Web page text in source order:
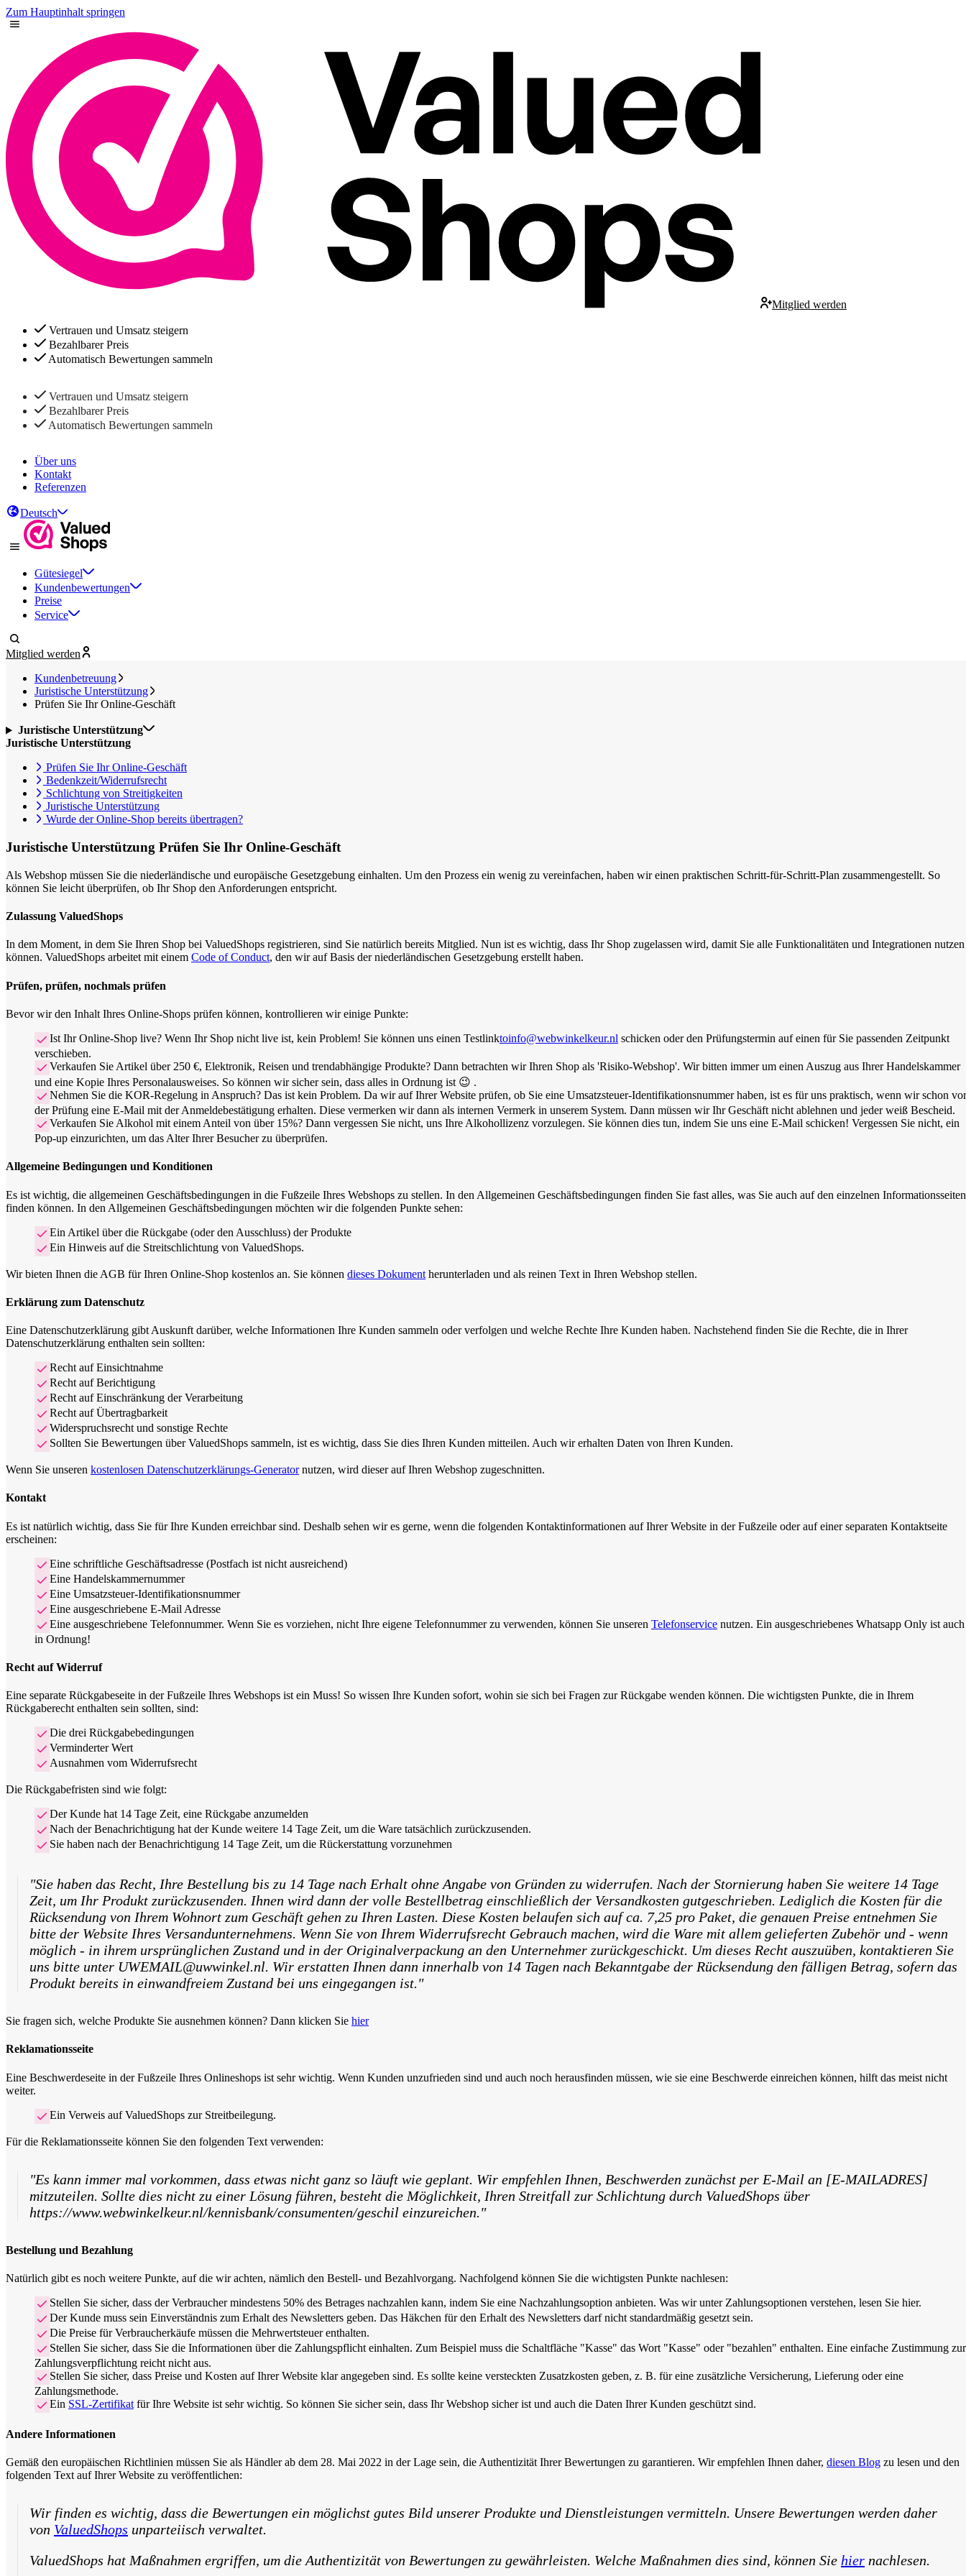
Zum Hauptinhalt springen
Mitglied werden
Vertrauen und Umsatz steigern
Bezahlbarer Preis
Automatisch Bewertungen sammeln
Vertrauen und Umsatz steigern
Bezahlbarer Preis
Automatisch Bewertungen sammeln
Über uns
Kontakt
Referenzen
Deutsch
Gütesiegel
Kundenbewertungen
Preise
Service
Mitglied werden
Kundenbetreuung
Juristische Unterstützung
Prüfen Sie Ihr Online-Geschäft
Juristische Unterstützung
Juristische Unterstützung
Prüfen Sie Ihr Online-Geschäft
Bedenkzeit/Widerrufsrecht
Schlichtung von Streitigkeiten
Juristische Unterstützung
Wurde der Online-Shop bereits übertragen?
Juristische Unterstützung Prüfen Sie Ihr Online-Geschäft
Als Webshop müssen Sie die niederländische und europäische Gesetzgebung einhalten. Um den Prozess ein wenig zu vereinfachen, haben wir einen praktischen Schritt-für-Schritt-Plan zusammengestellt. So
können Sie leicht überprüfen, ob Ihr Shop den Anforderungen entspricht.
Zulassung ValuedShops
In dem Moment, in dem Sie Ihren Shop bei ValuedShops registrieren, sind Sie natürlich bereits Mitglied. Nun ist es wichtig, dass Ihr Shop zugelassen wird, damit Sie alle Funktionalitäten und Integrationen nutzen
können. ValuedShops arbeitet mit einem Code of Conduct, den wir auf Basis der niederländischen Gesetzgebung erstellt haben.
Prüfen, prüfen, nochmals prüfen
Bevor wir den Inhalt Ihres Online-Shops prüfen können, kontrollieren wir einige Punkte:
Ist Ihr Online-Shop live? Wenn Ihr Shop nicht live ist, kein Problem! Sie können uns einen Testlinktoinfo@webwinkelkeur.nl schicken oder den Prüfungstermin auf einen für Sie passenden Zeitpunkt
verschieben.
Verkaufen Sie Artikel über 250 €, Elektronik, Reisen und trendabhängige Produkte? Dann betrachten wir Ihren Shop als 'Risiko-Webshop'. Wir bitten immer um einen Auszug aus Ihrer Handelskammer
und eine Kopie Ihres Personalausweises. So können wir sicher sein, dass alles in Ordnung ist 😉 .
Nehmen Sie die KOR-Regelung in Anspruch? Das ist kein Problem. Da wir auf Ihrer Website prüfen, ob Sie eine Umsatzsteuer-Identifikationsnummer haben, ist es für uns praktisch, wenn wir schon vor
der Prüfung eine E-Mail mit der Anmeldebestätigung erhalten. Diese vermerken wir dann als internen Vermerk in unserem System. Dann müssen wir Ihr Geschäft nicht ablehnen und jeder weiß Bescheid.
Verkaufen Sie Alkohol mit einem Anteil von über 15%? Dann vergessen Sie nicht, uns Ihre Alkohollizenz vorzulegen. Sie können dies tun, indem Sie uns eine E-Mail schicken! Vergessen Sie nicht, ein
Pop-up einzurichten, um das Alter Ihrer Besucher zu überprüfen.
Allgemeine Bedingungen und Konditionen
Es ist wichtig, die allgemeinen Geschäftsbedingungen in die Fußzeile Ihres Webshops zu stellen. In den Allgemeinen Geschäftsbedingungen finden Sie fast alles, was Sie auch auf den einzelnen Informationsseiten
finden können. In den Allgemeinen Geschäftsbedingungen möchten wir die folgenden Punkte sehen:
Ein Artikel über die Rückgabe (oder den Ausschluss) der Produkte
Ein Hinweis auf die Streitschlichtung von ValuedShops.
Wir bieten Ihnen die AGB für Ihren Online-Shop kostenlos an. Sie können dieses Dokument herunterladen und als reinen Text in Ihren Webshop stellen.
Erklärung zum Datenschutz
Eine Datenschutzerklärung gibt Auskunft darüber, welche Informationen Ihre Kunden sammeln oder verfolgen und welche Rechte Ihre Kunden haben. Nachstehend finden Sie die Rechte, die in Ihrer
Datenschutzerklärung enthalten sein sollten:
Recht auf Einsichtnahme
Recht auf Berichtigung
Recht auf Einschränkung der Verarbeitung
Recht auf Übertragbarkeit
Widerspruchsrecht und sonstige Rechte
Sollten Sie Bewertungen über ValuedShops sammeln, ist es wichtig, dass Sie dies Ihren Kunden mitteilen. Auch wir erhalten Daten von Ihren Kunden.
Wenn Sie unseren kostenlosen Datenschutzerklärungs-Generatornutzen, wird dieser auf Ihren Webshop zugeschnitten.
Kontakt
Es ist natürlich wichtig, dass Sie für Ihre Kunden erreichbar sind. Deshalb sehen wir es gerne, wenn die folgenden Kontaktinformationen auf Ihrer Website in der Fußzeile oder auf einer separaten Kontaktseite
erscheinen:
Eine schriftliche Geschäftsadresse (Postfach ist nicht ausreichend)
Eine Handelskammernummer
Eine Umsatzsteuer-Identifikationsnummer
Eine ausgeschriebene E-Mail Adresse
Eine ausgeschriebene Telefonnummer. Wenn Sie es vorziehen, nicht Ihre eigene Telefonnummer zu verwenden, können Sie unseren Telefonservice nutzen. Ein ausgeschriebenes Whatsapp Only ist auch
in Ordnung!
Recht auf Widerruf
Eine separate Rückgabeseite in der Fußzeile Ihres Webshops ist ein Muss! So wissen Ihre Kunden sofort, wohin sie sich bei Fragen zur Rückgabe wenden können. Die wichtigsten Punkte, die in Ihrem
Rückgaberecht enthalten sein sollten, sind:
Die drei Rückgabebedingungen
Verminderter Wert
Ausnahmen vom Widerrufsrecht
Die Rückgabefristen sind wie folgt:
Der Kunde hat 14 Tage Zeit, eine Rückgabe anzumelden
Nach der Benachrichtigung hat der Kunde weitere 14 Tage Zeit, um die Ware tatsächlich zurückzusenden.
Sie haben nach der Benachrichtigung 14 Tage Zeit, um die Rückerstattung vorzunehmen
"Sie haben das Recht, Ihre Bestellung bis zu 14 Tage nach Erhalt ohne Angabe von Gründen zu widerrufen. Nach der Stornierung haben Sie weitere 14 Tage
Zeit, um Ihr Produkt zurückzusenden. Ihnen wird dann der volle Bestellbetrag einschließlich der Versandkosten gutgeschrieben. Lediglich die Kosten für die
Rücksendung von Ihrem Wohnort zum Geschäft gehen zu Ihren Lasten. Diese Kosten belaufen sich auf ca. 7,25 pro Paket, die genauen Preise entnehmen Sie
bitte der Website Ihres Versandunternehmens. Wenn Sie von Ihrem Widerrufsrecht Gebrauch machen, wird die Ware mit allem gelieferten Zubehör und - wenn
möglich - in ihrem ursprünglichen Zustand und in der Originalverpackung an den Unternehmer zurückgeschickt. Um dieses Recht auszuüben, kontaktieren Sie
uns bitte unter UWEMAIL@uwwinkel.nl. Wir erstatten Ihnen dann innerhalb von 14 Tagen nach Bekanntgabe der Rücksendung den fälligen Betrag, sofern das
Produkt bereits in einwandfreiem Zustand bei uns eingegangen ist."
Sie fragen sich, welche Produkte Sie ausnehmen können? Dann klicken Sie hier
Reklamationsseite
Eine Beschwerdeseite in der Fußzeile Ihres Onlineshops ist sehr wichtig. Wenn Kunden unzufrieden sind und auch noch herausfinden müssen, wie sie eine Beschwerde einreichen können, hilft das meist nicht
weiter.
Ein Verweis auf ValuedShops zur Streitbeilegung.
Für die Reklamationsseite können Sie den folgenden Text verwenden:
"Es kann immer mal vorkommen, dass etwas nicht ganz so läuft wie geplant. Wir empfehlen Ihnen, Beschwerden zunächst per E-Mail an [E-MAILADRES]
mitzuteilen. Sollte dies nicht zu einer Lösung führen, besteht die Möglichkeit, Ihren Streitfall zur Schlichtung durch ValuedShops über
https://www.webwinkelkeur.nl/kennisbank/consumenten/geschil einzureichen."
Bestellung und Bezahlung
Natürlich gibt es noch weitere Punkte, auf die wir achten, nämlich den Bestell- und Bezahlvorgang. Nachfolgend können Sie die wichtigsten Punkte nachlesen:
Stellen Sie sicher, dass der Verbraucher mindestens 50% des Betrages nachzahlen kann, indem Sie eine Nachzahlungsoption anbieten. Was wir unter Zahlungsoptionen verstehen, lesen Sie hier.
Der Kunde muss sein Einverständnis zum Erhalt des Newsletters geben. Das Häkchen für den Erhalt des Newsletters darf nicht standardmäßig gesetzt sein.
Die Preise für Verbraucherkäufe müssen die Mehrwertsteuer enthalten.
Stellen Sie sicher, dass Sie die Informationen über die Zahlungspflicht einhalten. Zum Beispiel muss die Schaltfläche "Kasse" das Wort "Kasse" oder "bezahlen" enthalten. Eine einfache Zustimmung zur
Zahlungsverpflichtung reicht nicht aus.
Stellen Sie sicher, dass Preise und Kosten auf Ihrer Website klar angegeben sind. Es sollte keine versteckten Zusatzkosten geben, z. B. für eine zusätzliche Versicherung, Lieferung oder eine
Zahlungsmethode.
Ein SSL-Zertifikat für Ihre Website ist sehr wichtig. So können Sie sicher sein, dass Ihr Webshop sicher ist und auch die Daten Ihrer Kunden geschützt sind.
Andere Informationen
Gemäß den europäischen Richtlinien müssen Sie als Händler ab dem 28. Mai 2022 in der Lage sein, die Authentizität Ihrer Bewertungen zu garantieren. Wir empfehlen Ihnen daher, diesen Blog zu lesen und den
folgenden Text auf Ihrer Website zu veröffentlichen:
Wir finden es wichtig, dass die Bewertungen ein möglichst gutes Bild unserer Produkte und Dienstleistungen vermitteln. Unsere Bewertungen werden daher
von ValuedShops unparteiisch verwaltet.
ValuedShops hat Maßnahmen ergriffen, um die Authentizität von Bewertungen zu gewährleisten. Welche Maßnahmen dies sind, können Sie hier nachlesen.